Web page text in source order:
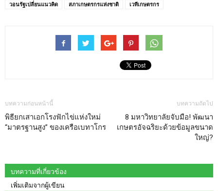
วอนรัฐเปลี่ยนแนวคิด
สภาเกษตรกรแห่งชาติ เวทีเกษตรกร
บทความก่อนหน้านี้
พิธียกเสาเอกโรงฟักไข่แห่งใหม่
“มาตรฐานสูง” ของเครือเบทาโกร
บทความถัดไป
8 มหาวิทยาลัยจับมือ! พัฒนา
เกษตรอัจฉริยะด้วยข้อมูลขนาด
ใหญ่?
บทความที่เกี่ยวข้อง
เพิ่มเติมจากผู้เขียน